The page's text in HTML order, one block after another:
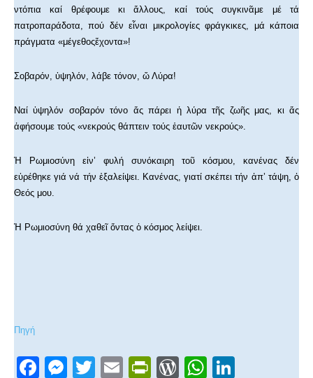
ντόπια καί θρέφουμε κι ἄλλους, καί τούς συγκινᾶμε μέ τά
πατροπαράδοτα, πού δέν εἶναι μικρολογίες φράγκικες, μά κάποια
πράγματα «μέγεθοςἔχοντα»!
Σοβαρόν, ὑψηλόν, λάβε τόνον, ὤ Λύρα!
Ναί ὑψηλόν σοβαρόν τόνο ἄς πάρει ἡ λύρα τῆς ζωῆς μας, κι ἄς
ἀφήσουμε τούς «νεκρούς θάπτειν τούς ἑαυτῶν νεκρούς».
Ἡ Ρωμιοσύνη εἰν’ φυλή συνόκαιρη τοῦ κόσμου, κανένας δέν
εὑρέθηκε γιά νά τήν ἐξαλείψει. Κανένας, γιατί σκέπει τήν ἀπ’ τάψη, ὁ
Θεός μου.
Ἡ Ρωμιοσύνη θά χαθεῖ ὄντας ὁ κόσμος λείψει.
Πηγή
F
M
T
E
Pr W
W